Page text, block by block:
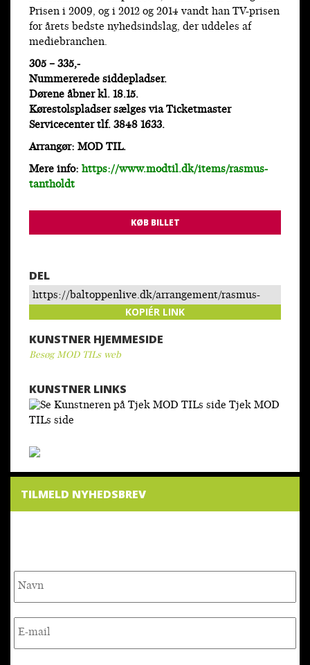
Prisen i 2009, og i 2012 og 2014 vandt han TV-prisen
for årets bedste nyhedsindslag, der uddeles af
mediebranchen.
305 – 335,-
Nummererede siddepladser.
Dørene åbner kl. 18.15.
Kørestolspladser sælges via Ticketmaster
Servicecenter tlf. 3848 1633.
Arrangør: MOD TIL.
Mere info: https://www.modtil.dk/items/rasmus-
tantholdt
KØB BILLET
DEL
https://baltoppenlive.dk/arrangement/rasmus-
KOPIÉR LINK
KUNSTNER HJEMMESIDE
Besøg MOD TILs web
KUNSTNER LINKS
Tjek MOD
TILs side
TILMELD NYHEDSBREV